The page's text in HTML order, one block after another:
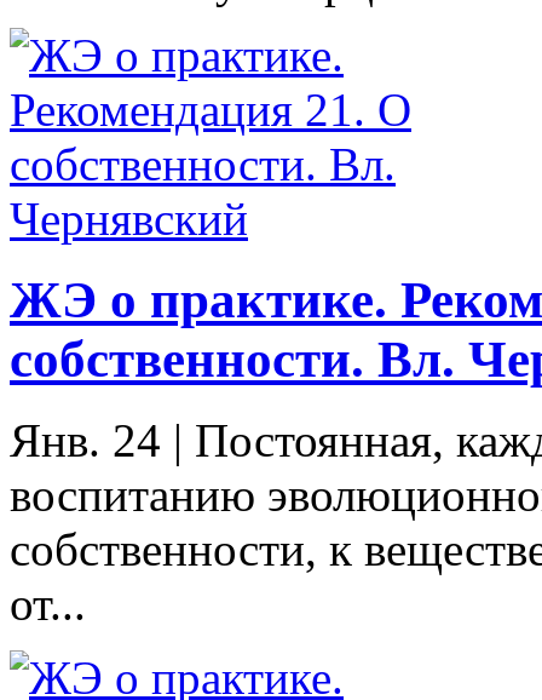
ЖЭ о практике.
собственности. Вл.
Янв. 24 | Постоянная,
воспитанию
собственности, к
от...